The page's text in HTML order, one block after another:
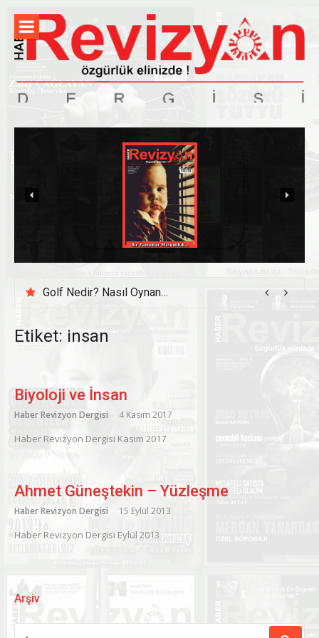
Golf Nedir? Nasıl Oynanır?
Etiket: insan
Biyoloji ve İnsan
Haber Revizyon Dergisi 4 Kasım 2017
Haber Revizyon Dergisi Kasım 2017
Ahmet Güneştekin – Yüzleşme
Haber Revizyon Dergisi 15 Eylül 2013
Haber Revizyon Dergisi Eylül 2013
Arşiv